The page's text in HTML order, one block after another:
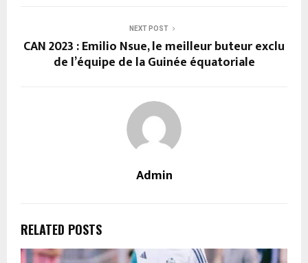
NEXT POST
CAN 2023 : Emilio Nsue, le meilleur buteur exclu
de l’équipe de la Guinée équatoriale
Admin
RELATED POSTS